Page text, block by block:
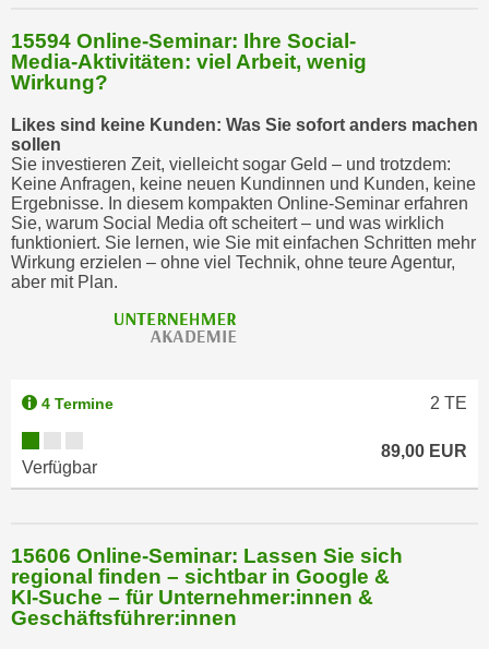
15594 Online-Seminar: Ihre Social-
Media-Aktivitäten: viel Arbeit, wenig
Wirkung?
Likes sind keine Kunden: Was Sie sofort anders machen
sollen
Sie investieren Zeit, vielleicht sogar Geld – und trotzdem:
Keine Anfragen, keine neuen Kundinnen und Kunden, keine
Ergebnisse. In diesem kompakten Online-Seminar erfahren
Sie, warum Social Media oft scheitert – und was wirklich
funktioniert. Sie lernen, wie Sie mit einfachen Schritten mehr
Wirkung erzielen – ohne viel Technik, ohne teure Agentur,
aber mit Plan.
4 Termine 2 TE
Verfügbar
89,00 EUR
15606 Online-Seminar: Lassen Sie sich
regional finden – sichtbar in Google &
KI-Suche – für Unternehmer:innen &
Geschäftsführer:innen